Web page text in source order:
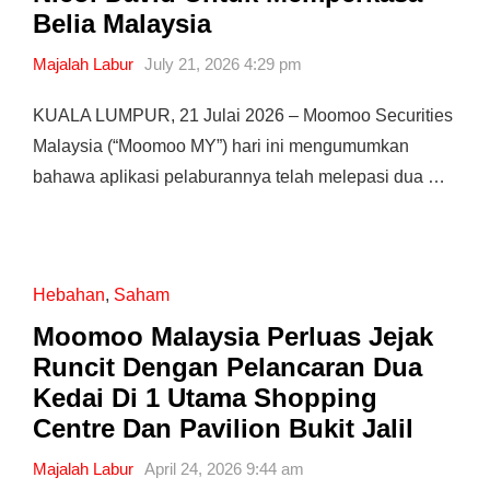
Belia Malaysia
Majalah Labur July 21, 2026 4:29 pm
KUALA LUMPUR, 21 Julai 2026 – Moomoo Securities
Malaysia (“Moomoo MY”) hari ini mengumumkan
bahawa aplikasi pelaburannya telah melepasi dua …
Hebahan, Saham
Moomoo Malaysia Perluas Jejak
Runcit Dengan Pelancaran Dua
Kedai Di 1 Utama Shopping
Centre Dan Pavilion Bukit Jalil
Majalah Labur April 24, 2026 9:44 am